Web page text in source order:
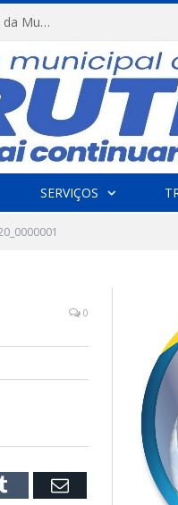
FESTRIBAL 2026 – No Coração da Amazônia. Apresentação da Munduruku.
SERVIÇOS
0
Tumblr Email